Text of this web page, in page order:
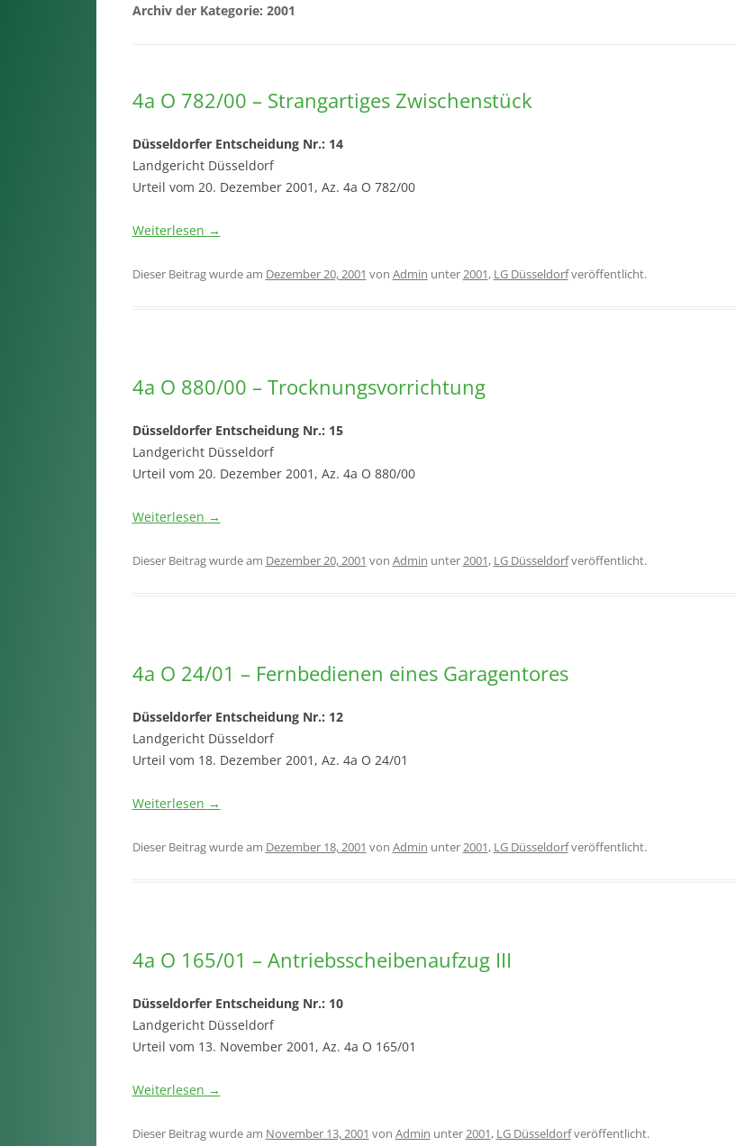
Archiv der Kategorie: 2001
4a O 782/00 – Strangartiges Zwischenstück
Düsseldorfer Entscheidung Nr.: 14
Landgericht Düsseldorf
Urteil vom 20. Dezember 2001, Az. 4a O 782/00
Weiterlesen →
Dieser Beitrag wurde am Dezember 20, 2001 von Admin unter2001, LG Düsseldorfveröffentlicht.
4a O 880/00 – Trocknungsvorrichtung
Düsseldorfer Entscheidung Nr.: 15
Landgericht Düsseldorf
Urteil vom 20. Dezember 2001, Az. 4a O 880/00
Weiterlesen →
Dieser Beitrag wurde am Dezember 20, 2001 von Admin unter2001, LG Düsseldorfveröffentlicht.
4a O 24/01 – Fernbedienen eines Garagentores
Düsseldorfer Entscheidung Nr.: 12
Landgericht Düsseldorf
Urteil vom 18. Dezember 2001, Az. 4a O 24/01
Weiterlesen →
Dieser Beitrag wurde am Dezember 18, 2001 von Admin unter2001, LG Düsseldorfveröffentlicht.
4a O 165/01 – Antriebsscheibenaufzug III
Düsseldorfer Entscheidung Nr.: 10
Landgericht Düsseldorf
Urteil vom 13. November 2001, Az. 4a O 165/01
Weiterlesen →
Dieser Beitrag wurde am November 13, 2001 von Admin unter2001, LG Düsseldorfveröffentlicht.